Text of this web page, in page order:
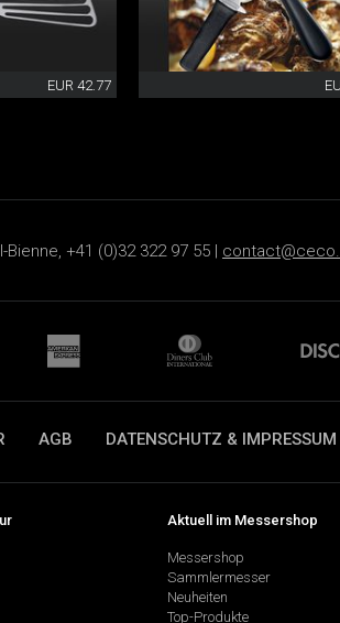
EUR 42.77
+41 (0)32 322 97 55 |
AGB DATENSCHUTZ & IMPRESSUM
Aktuell im Messershop
Messershop
Sammlermesser
Neuheiten
Top-Produkte